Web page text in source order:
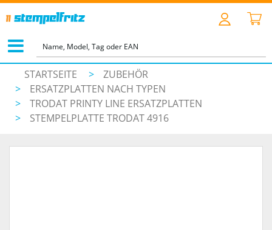
STARTSEITE >
ZUBEHÖR
>
ERSATZPLATTEN NACH TYPEN
>
TRODAT PRINTY LINE ERSATZPLATTEN
>
STEMPELPLATTE TRODAT 4916